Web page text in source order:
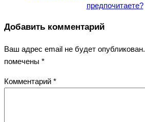
предпочитаете?
Добавить комментарий
Ваш адрес email не будет опубликован.
помечены *
Комментарий *